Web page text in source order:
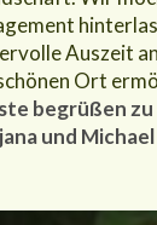
Auszeit
Ort
begrüßen
und